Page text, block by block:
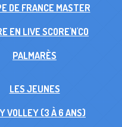
DE FRANCE MASTER
EN LIVE SCORE'N'CO
PALMARÈS
LES JEUNES
VOLLEY (3 À 6 ANS)